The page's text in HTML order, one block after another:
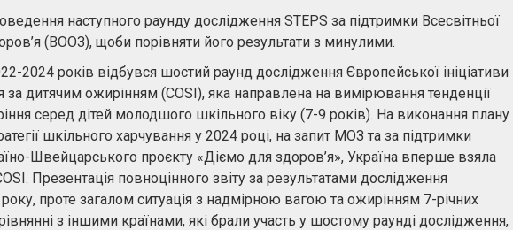
наступного раунду дослідження STEPS за підтримки Всесвітньої
(ВООЗ), щоби порівняти його результати з минулими.
2024 років відбувся шостий раунд дослідження Європейської ініціативи
за дитячим ожирінням (COSI), яка направлена на вимірювання тенденції
серед дітей молодшого шкільного віку (7-9 років). На виконання плану
шкільного харчування у 2024 році, на запит МОЗ та за підтримки
Швейцарського проєкту «Діємо для здоров’я», Україна вперше взяла
Презентація повноцінного звіту за результатами дослідження
року, проте загалом ситуація з надмірною вагою та ожирінням 7-річних
з іншими країнами, які брали участь у шостому раунді дослідження,